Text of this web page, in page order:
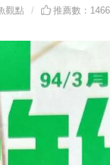
觀點 推薦數：1466